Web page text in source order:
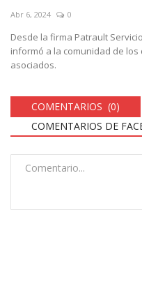
Abr 6, 2024 0
Desde la firma Patrault
informó a la comunidad de
asociados.
COMENTARIOS (0)
COMENTARIOS DE